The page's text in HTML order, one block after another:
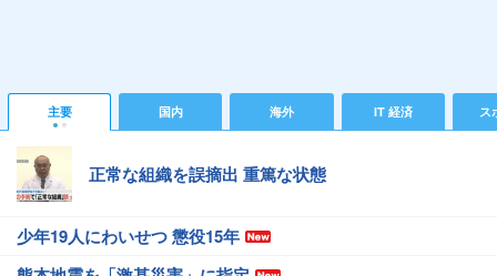
主要 国内 海外 IT 経済 ス
正常な組織を誤摘出 重篤な状態
少年19人にわいせつ 懲役15年